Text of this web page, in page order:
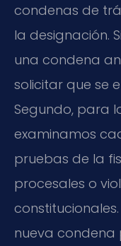
condenas de
la designación.
una condena
solicitar que se
Segundo, para
examinamos
pruebas de la
procesales o
nueva condena